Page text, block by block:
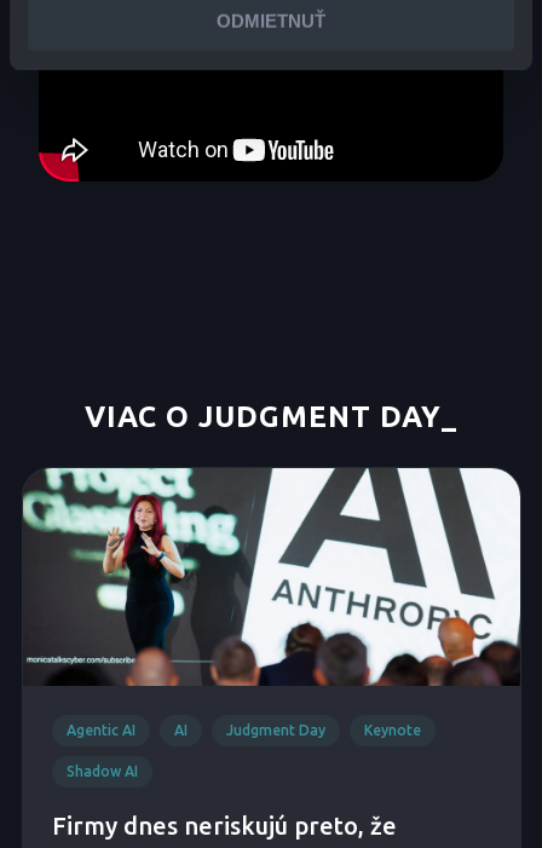
ODMIETNUŤ
VIAC O JUDGMENT DAY
Agentic AI AI Judgment Day Keynote
Shadow AI
Firmy dnes neriskujú preto, že